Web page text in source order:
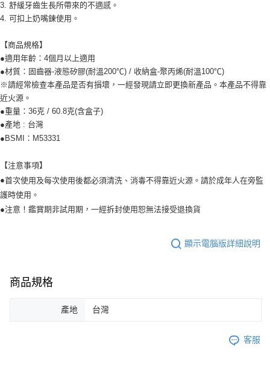
3. 舒緩牙齒生長所帶來的不適感。
4. 可扣上奶嘴鍊使用。
【商品規格】
●適用年齡：4個月以上適用
●材質：固齒器-液態矽膠(耐溫200℃) / 收納盒-聚丙烯(耐溫100℃)
※請經常檢查本產品是否有損壞，一經發現請立即更換新產品。本產品不得靠
近火源。
●重量：36克 / 60.8克(含盒子)
●產地 : 台灣
●BSMI：M53331
【注意事項】
●首次使用及每次使用後都必須清洗、消毒不得靠近火源。請於成年人在旁監
護時使用。
●注意！鑑賞期非試用期，一經拆封使用恕無法接受退換貨
顯示電腦版詳細說明
商品規格
產地 台灣
客服